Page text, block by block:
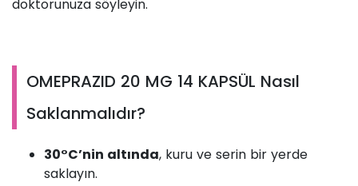
doktorunuza söyleyin.
OMEPRAZID 20 MG 14 KAPSÜL Nasıl
Saklanmalıdır?
30°C’nin altında, kuru ve serin bir yerde
saklayın.